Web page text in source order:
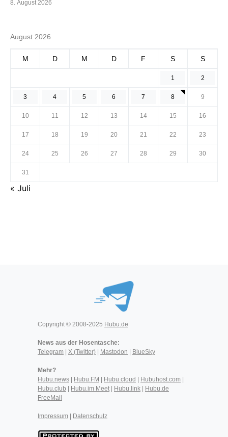
8. August 2026
August 2026
M D M D F S S
1 2
3 4 5 6 7 8 9
10 11 12 13 14 15 16
17 18 19 20 21 22 23
24 25 26 27 28 29 30
31
« Juli
Copyright © 2008-2025 Hubu.de
News aus der Hosentasche:
Telegram
X (Twitter) Mastodon BlueSky
Mehr?
Hubu.news
Hubu.FM Hubu.cloud Hubuhost.com
Hubu.club
Hubu.im Meet| Hubu.link
Hubu.de
FreeMail
Impressum Datenschutz